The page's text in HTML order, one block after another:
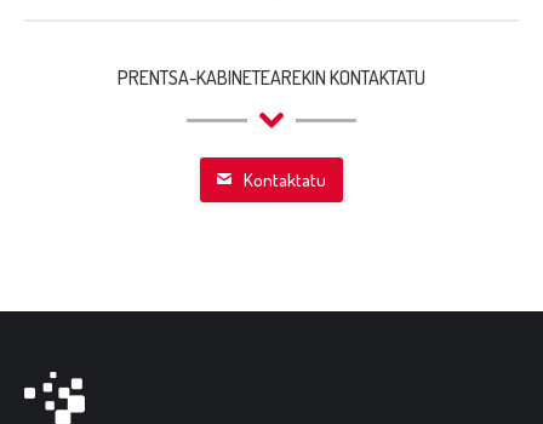
PRENTSA-KABINETEAREKIN KONTAKTATU
Kontaktatu